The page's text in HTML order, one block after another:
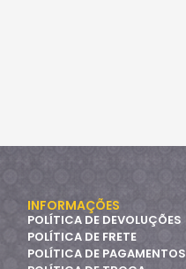
INFORMAÇÕES
POLÍTICA DE DEVOLUÇÕES
POLÍTICA DE FRETE
POLÍTICA DE PAGAMENTOS